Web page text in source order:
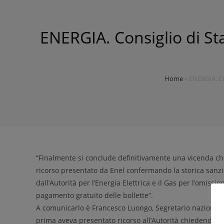
ENERGIA. Consiglio di
Home ENERGIA.
“Finalmente si conclude definitivamente una vicenda
ricorso presentato da Enel confermando la storica
dall’Autorità per l’Energia Elettrica e il Gas per
pagamento gratuito delle bollette”.
A comunicarlo è Francesco Luongo, Segretario
prima aveva presentato ricorso all’Autorità